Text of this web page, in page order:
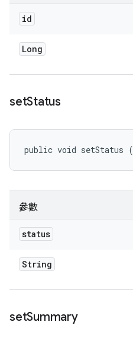
id
Long
setStatus
public void setStatus
參數
status
String
setSummary